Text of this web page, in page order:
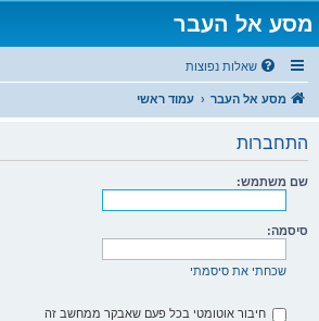
מסע אל העבר
שאלות נפוצות
מסע אל העבר עמוד ראשי
התחברות
שם משתמש:
סיסמה:
שכחתי את סיסמתי
חיבור אוטומטי בכל פעם שאבקר ממחשב זה